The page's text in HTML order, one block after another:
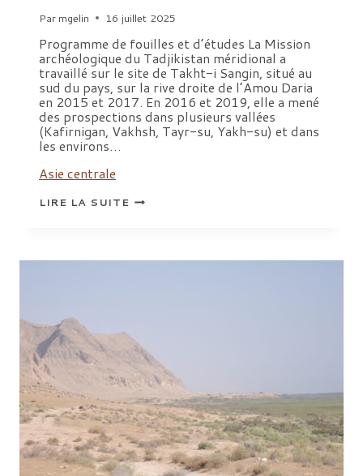
Par mgelin 16 juillet 2025
Programme de fouilles et d’études La Mission
archéologique du Tadjikistan méridional a
travaillé sur le site de Takht-i Sangin, situé au
sud du pays, sur la rive droite de l’Amou Daria
en 2015 et 2017. En 2016 et 2019, elle a mené
des prospections dans plusieurs vallées
(Kafirnigan, Vakhsh, Tayr-su, Yakh-su) et dans
les environs…
Asie centrale
LIRE LA SUITESITES
GRÉCO-